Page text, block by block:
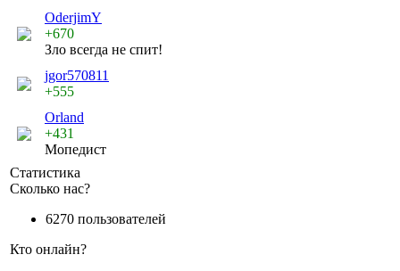
OderjimY
+670
Зло всегда не спит!
jgor570811
+555
Orland
+431
Мопедист
Статистика
Сколько нас?
6270 пользователей
Кто онлайн?